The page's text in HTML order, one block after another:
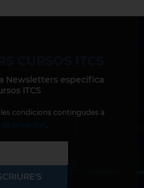
Newsletters específica
ITCS
condicions contingudes a
de privacitat.